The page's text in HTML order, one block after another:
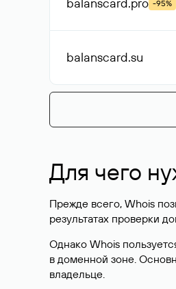
-95%
balanscard.su
Для чего
Прежде всего, Whois
результатах проверки
Однако Whois
в доменной зоне.
владельце.